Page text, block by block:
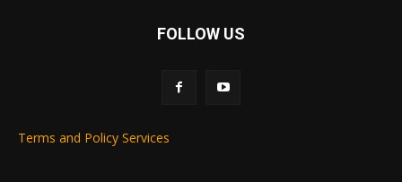
FOLLOW US
Terms and Policy Services